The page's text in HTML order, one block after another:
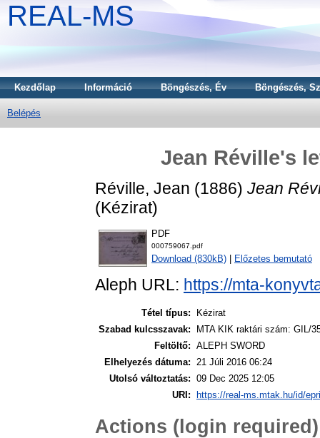
REAL-MS
Kezdőlap Információ Böngészés, Év Böngészés,
Belépés
Jean Réville's
Réville, Jean (1886) Jean
(Kézirat)
PDF
000759067.pdf
Download (830kB) Előzetes bemutató
Aleph URL: https://mta-
Tétel típus:
Kézirat
Szabad kulcsszavak:
MTA KIK raktári szám: GIL/
Feltöltő: ALEPH SWORD
Elhelyezés dátuma: 21 Júli 2016 06:24
Utolsó változtatás: 09 Dec 2025 12:05
URI:
https://real-ms.mtak.hu/id/
Actions (login required)